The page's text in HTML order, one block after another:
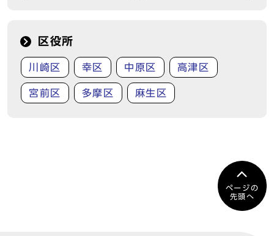
区役所
川崎区 幸区 中原区 高津区
宮前区 多摩区 麻生区
ページの
先頭へ